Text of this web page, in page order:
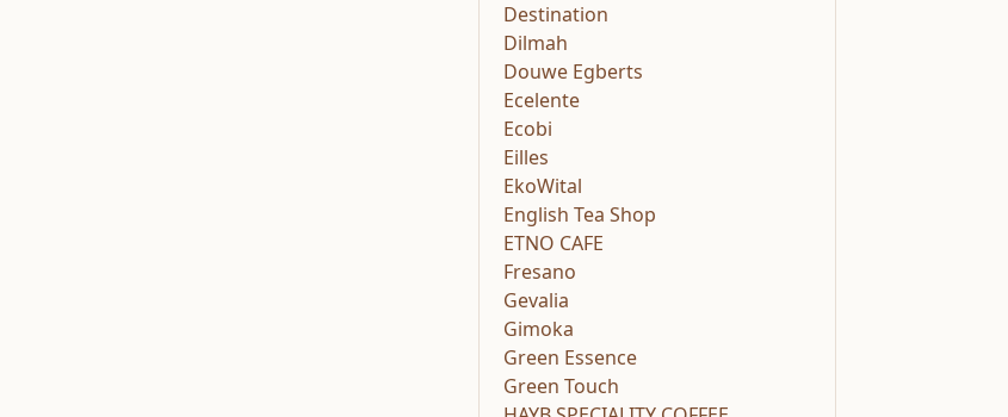
Destination
Dilmah
Douwe Egberts
Ecelente
Ecobi
Eilles
EkoWital
English Tea Shop
ETNO CAFE
Fresano
Gevalia
Gimoka
Green Essence
Green Touch